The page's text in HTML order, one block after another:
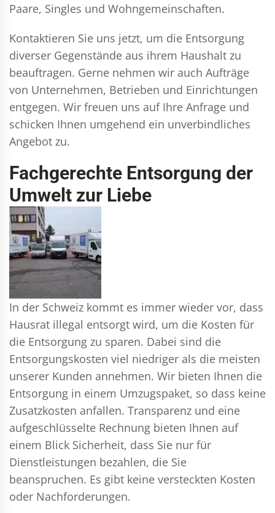
Paare, Singles und Wohngemeinschaften.
Kontaktieren Sie uns jetzt, um die Entsorgung
diverser Gegenstände aus ihrem Haushalt zu
beauftragen. Gerne nehmen wir auch Aufträge
von Unternehmen, Betrieben und Einrichtungen
entgegen. Wir freuen uns auf Ihre Anfrage und
schicken Ihnen umgehend ein unverbindliches
Angebot zu.
Fachgerechte Entsorgung der
Umwelt zur Liebe
In der Schweiz kommt es immer wieder vor, dass
Hausrat illegal entsorgt wird, um die Kosten für
die Entsorgung zu sparen. Dabei sind die
Entsorgungskosten viel niedriger als die meisten
unserer Kunden annehmen. Wir bieten Ihnen die
Entsorgung in einem Umzugspaket, so dass keine
Zusatzkosten anfallen. Transparenz und eine
aufgeschlüsselte Rechnung bieten Ihnen auf
einem Blick Sicherheit, dass Sie nur für
Dienstleistungen bezahlen, die Sie
beanspruchen. Es gibt keine versteckten Kosten
oder Nachforderungen.